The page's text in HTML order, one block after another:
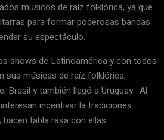
músicos de raíz folklórica, ya que
para formar poderosas bandas
su espectáculo.
shows de Latinoamérica y con todos
sus músicas de raíz folklórica,
Brasil y también llegó a Uruguay. Al
incentivar la tradiciones
tabla rasa con ellas.